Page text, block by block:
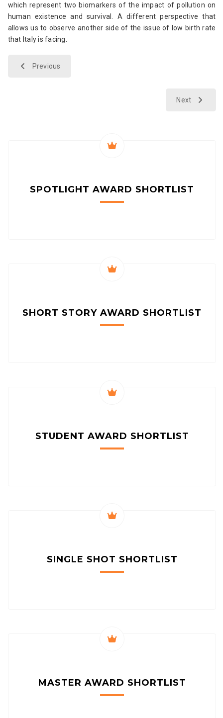
which represent two biomarkers of the impact of pollution on
human existence and survival. A different perspective that
allows us to observe another side of the issue of low birth rate
that Italy is facing.
Previous
Next
SPOTLIGHT AWARD SHORTLIST
SHORT STORY AWARD SHORTLIST
STUDENT AWARD SHORTLIST
SINGLE SHOT SHORTLIST
MASTER AWARD SHORTLIST